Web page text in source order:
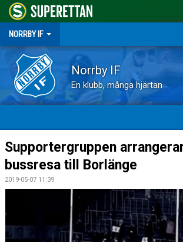
NORRBY IF
Norrby IF
En klubb, många hjärtan
HEM
NYHETER
FÖRENINGEN
Supportergruppen
bussresa till Borlänge
2019-05-07 11:39